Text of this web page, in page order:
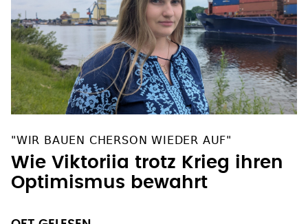
"WIR BAUEN CHERSON WIEDER AUF"
Wie Viktoriia trotz Krieg ihren
Optimismus bewahrt